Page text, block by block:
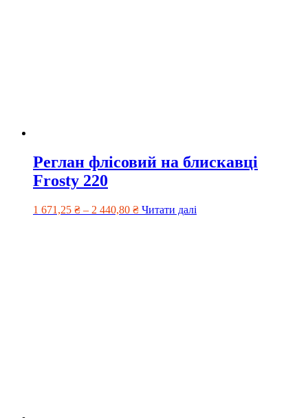
Реглан флісовий на блискавці
Frosty 220
1 671,25 ₴ – 2 440,80 ₴ Читати далі